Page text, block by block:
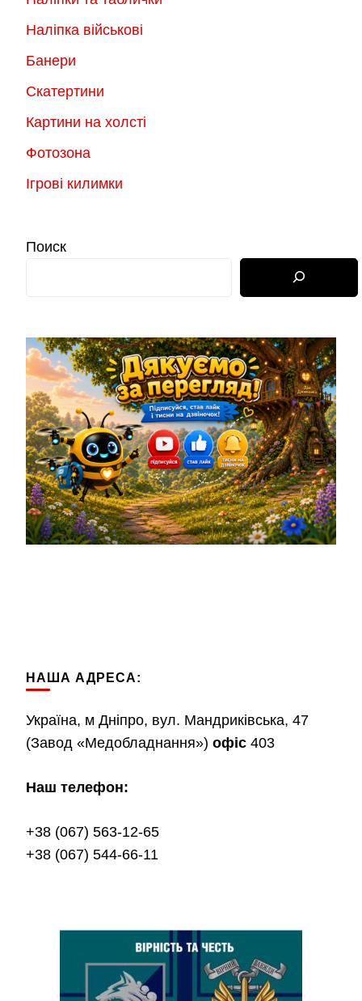
Наліпка військові
Банери
Скатертини
Картини на холсті
Фотозона
Ігрові килимки
Поиск
НАША АДРЕСА:
Україна, м Дніпро, вул. Мандриківська, 47
(Завод «Медобладнання») офіс 403
Наш телефон:
+38 (067) 563-12-65
+38 (067) 544-66-11